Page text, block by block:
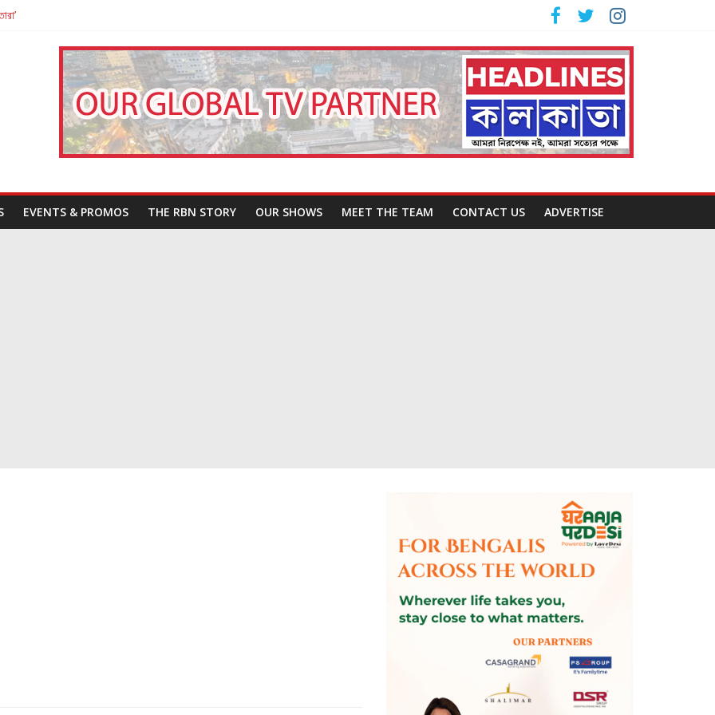
Challenges Our Understanding of Justice
EVENTS & PROMOS THE RBN STORY OUR SHOWS MEET THE TEAM CONTACT US ADVERTISE